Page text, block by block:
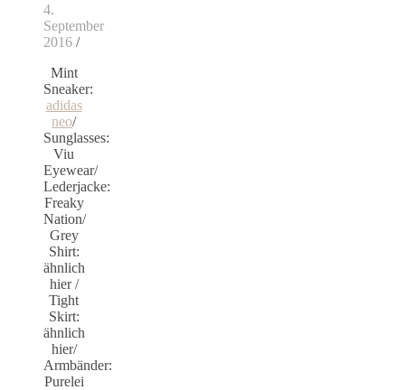
4.
September
2016 /
Mint
Sneaker:
adidas
neo/
Sunglasses:
Viu
Eyewear/
Lederjacke:
Freaky
Nation/
Grey
Shirt:
ähnlich
hier /
Tight
Skirt:
ähnlich
hier/
Armbänder:
Purelei